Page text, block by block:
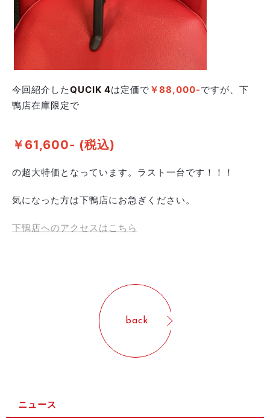
今回紹介したQUCIK 4は定価で ￥88,000-ですが、下
鴨店在庫限定で
￥61,600- (税込)
の超大特価となっています。ラスト一台です！！！
気になった方は下鴨店にお急ぎください。
下鴨店へのアクセスはこちら
back
ニュース